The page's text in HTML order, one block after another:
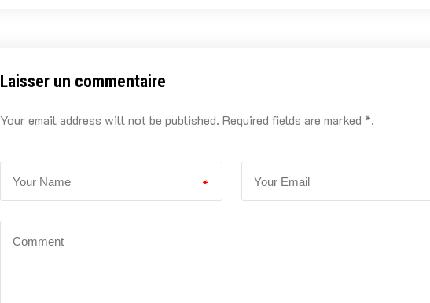
Laisser un commentaire
Your email address will not be published. Required fields are marked *.
*